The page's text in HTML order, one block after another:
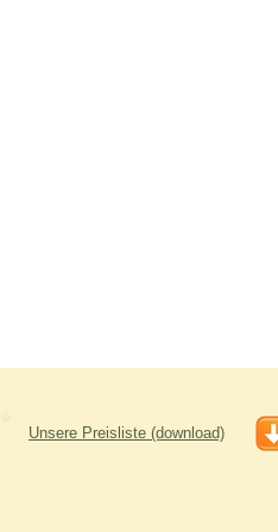
Unsere Preisliste (download)